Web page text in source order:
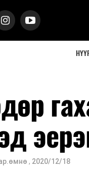
, 2020/12/18